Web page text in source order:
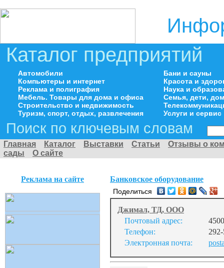
Каталог предприятий
Автомобили
Компьютеры и интернет
Реклама и полиграфия
Мебель. Товары для дома и офиса
Строительство и недвижимость
Туризм, спорт, отдых, развлечения
Бани и сауны
Красота и
Наука и
Семья, дети,
Услуги и сервис
Поиск по ключевым словам
Главная Каталог Выставки Статьи
Отзывы о
сады
О сайте
Реклама на сайте Банковское оборудование
Поделиться
Джимал, ТД, ООО
Почтовый адрес:
Телефон:
Электронная почта: